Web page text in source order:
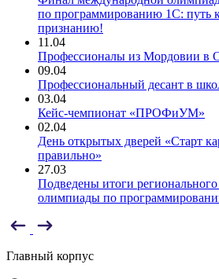
по программированию 1С: путь
признанию!
11.04
Профессионалы из Мордовии в
09.04
Профессиональный десант в
03.04
Кейс-чемпионат «ПРОФиУМ»
02.04
День открытых дверей «Старт
правильно»
27.03
Подведены итоги
олимпиады по
Главный корпус